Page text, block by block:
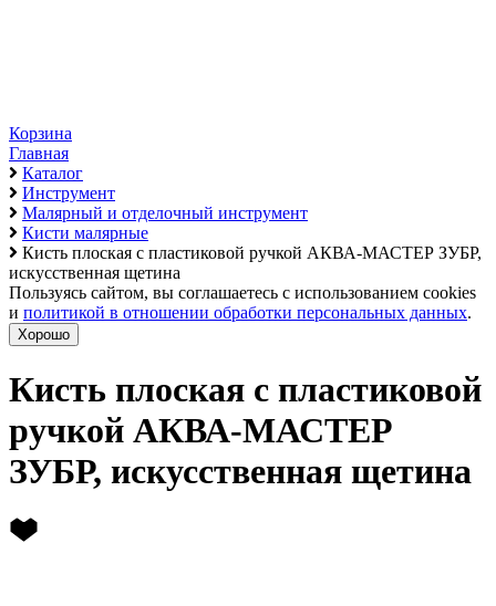
Корзина
Главная
Каталог
Инструмент
Малярный и отделочный инструмент
Кисти малярные
Кисть плоская с пластиковой ручкой АКВА-МАСТЕР ЗУБР,
искусственная щетина
Пользуясь сайтом, вы соглашаетесь с использованием cookies
и политикой в отношении обработки персональных данных.
Хорошо
Кисть плоская с пластиковой
ручкой АКВА-МАСТЕР
ЗУБР, искусственная щетина